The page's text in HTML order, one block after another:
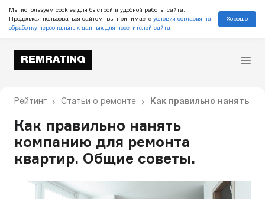
Мы используем cookies для быстрой и удобной работы сайта.
Продолжая пользоваться сайтом, вы принимаете условия согласия на
обработку персональных данных для посетителей сайта
Хорошо
REMRATING
Рейтинг Статьи о ремонте Как правильно нанять
Как правильно нанять
компанию для ремонта
квартир. Общие советы.